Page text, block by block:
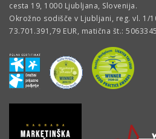
cesta 19, 1000 Ljubljana, Slovenija.
Okrožno sodišče v Ljubljani, reg. vl. 1/
73.701.391,79 EUR, matična št.: